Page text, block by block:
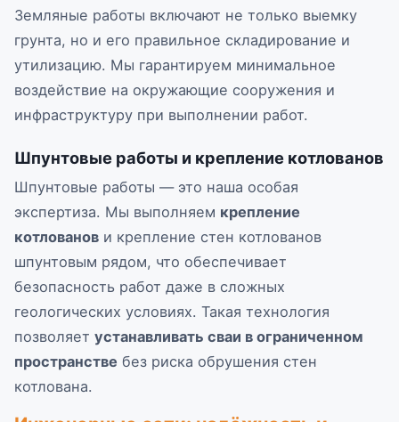
Земляные работы включают не только выемку
грунта, но и его правильное складирование и
утилизацию. Мы гарантируем минимальное
воздействие на окружающие сооружения и
инфраструктуру при выполнении работ.
Шпунтовые работы и крепление котлованов
Шпунтовые работы — это наша особая
экспертиза. Мы выполняем крепление
котлованов и крепление стен котлованов
шпунтовым рядом, что обеспечивает
безопасность работ даже в сложных
геологических условиях. Такая технология
позволяет устанавливать сваи в ограниченном
пространстве без риска обрушения стен
котлована.